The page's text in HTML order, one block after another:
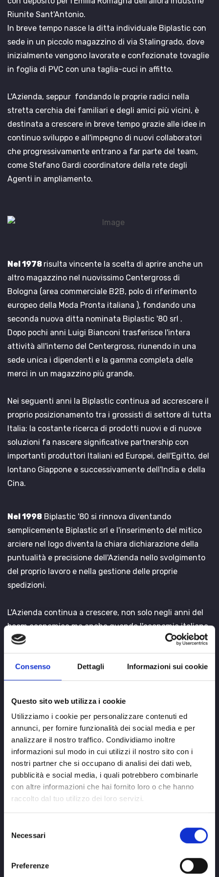
Consenso Dettagli Informazioni sui cookie
Questo sito web utilizza i cookie
Utilizziamo i cookie per personalizzare contenuti ed
annunci, per fornire funzionalità dei social media e per
analizzare il nostro traffico. Condividiamo inoltre
informazioni sul modo in cui utilizzi il nostro sito con i
nostri partner che si occupano di analisi dei dati web,
pubblicità e social media, i quali potrebbero combinarle
con altre informazioni che hai fornito loro o che hanno
raccolto dal tuo utilizzo dei loro servizi.
delNecessari
Preferenze
Riunite Sant'Antonio.
In breve tempo nasce la ditta individuale Biplastic con
sede in un piccolo magazzino di via Stalingrado, dove
inizialmente vengono lavorate e confezionate tovaglie
in foglia di PVC con una taglia-cuci in affitto.
L'Azienda, seppur fondando le proprie radici nella
stretta cerchia dei familiari e degli amici più vicini, è
destinata a crescere in breve tempo grazie alle idee in
continuo sviluppo e all'impegno di nuovi collaboratori
che progressivamente entrano a far parte del team,
come Stefano Gardi coordinatore della rete degli
Agenti in ampliamento.
Nel 1978 risulta vincente la scelta di aprire anche un
altro magazzino nel nuovissimo Centergross di
Bologna (area commerciale B2B, polo di riferimento
europeo della Moda Pronta italiana ), fondando una
seconda nuova ditta nominata Biplastic '80 srl .
Dopo pochi anni Luigi Bianconi trasferisce l'intera
attività all'interno del Centergross, riunendo in una
sede unica i dipendenti e la gamma completa delle
merci in un magazzino più grande.
Nei seguenti anni la Biplastic continua ad accrescere il
proprio posizionamento tra i grossisti di settore di tutta
Italia: la costante ricerca di prodotti nuovi e di nuove
soluzioni fa nascere significative partnership con
importanti produttori Italiani ed Europei, dell'Egitto, del
lontano Giappone e successivamente dell'India e della
Cina.
Nel 1998 Biplastic '80 si rinnova diventando
semplicemente Biplastic srl e l'inserimento del mitico
arciere nel logo diventa la chiara dichiarazione della
puntualità e precisione dell'Azienda nello svolgimento
del proprio lavoro e nella gestione delle proprie
spedizioni.
L'Azienda continua a crescere, non solo negli anni del
boom economico ma anche quando l'economia italiana
frena. Il mondo intero cambia e cambiano le relazioni
fra i grossisti e i negozianti, ma l'obbiettivo di Biplastic
rimane sempre lo stesso:
- fare del proprio lavoro un servizio alla clientela con un
- distinguersi per una particolare attenzione sulla
qualità dei materiali, garantendo assortimenti
importanti e proponendo sovente novità nella gamma
articoli
- proporre più di 4.000 prodotti in pronta consegna e
disponibili in tempo reale in un magazzino che
attualmente è di 3000 MQ ben organizzato e pulito.
dell'azienda, impegnati a conservare la sua unicità
grazie a collaboratori che con diligenza sono pronti a
rispondere a telefonate e richieste o che con cura